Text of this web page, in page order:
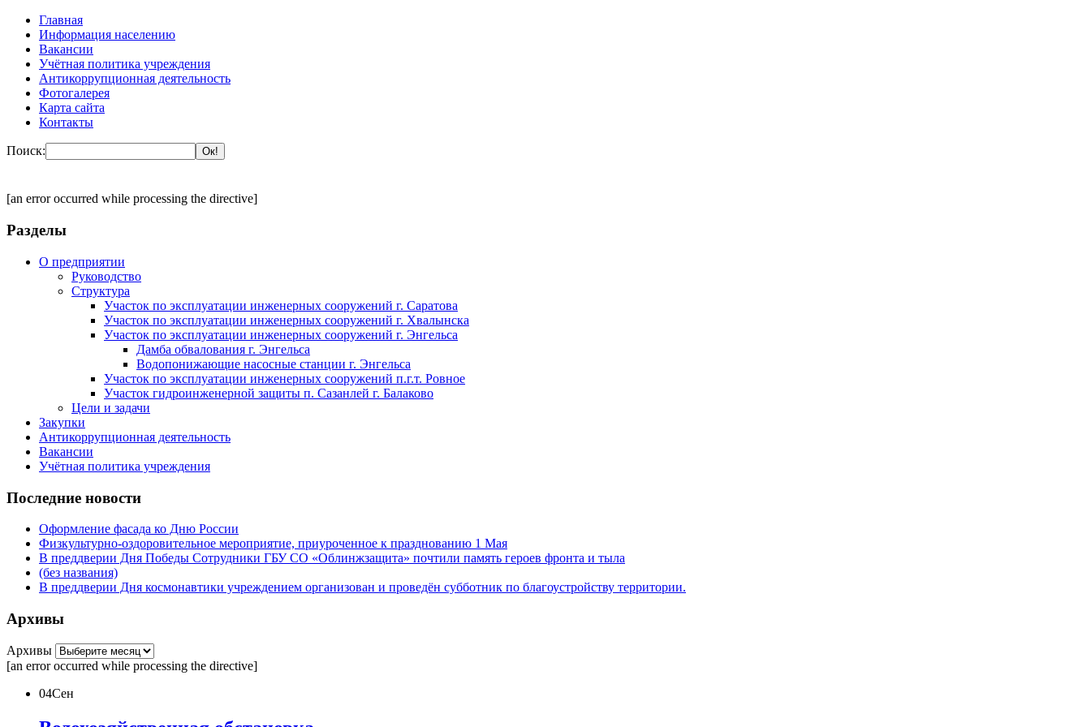
Главная
Информация населению
Вакансии
Учётная политика учреждения
Антикоррупционная деятельность
Фотогалерея
Карта сайта
Контакты
Поиск:
[an error occurred while processing the directive]
Разделы
О предприятии
Руководство
Структура
Участок по эксплуатации инженерных сооружений г. Саратова
Участок по эксплуатации инженерных сооружений г. Хвалынска
Участок по эксплуатации инженерных сооружений г. Энгельса
Дамба обвалования г. Энгельса
Водопонижающие насосные станции г. Энгельса
Участок по эксплуатации инженерных сооружений п.г.т. Ровное
Участок гидроинженерной защиты п. Сазанлей г. Балаково
Цели и задачи
Закупки
Антикоррупционная деятельность
Вакансии
Учётная политика учреждения
Последние новости
Оформление фасада ко Дню России
Физкультурно-оздоровительное мероприятие, приуроченное к празднованию 1 Мая
В преддверии Дня Победы Сотрудники ГБУ СО «Облинжзащита» почтили память героев фронта и тыла
(без названия)
В преддверии Дня космонавтики учреждением организован и проведён субботник по благоустройству территории.
Архивы
Архивы
[an error occurred while processing the directive]
04Сен